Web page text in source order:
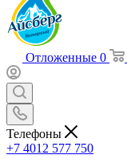
Отложенные 0
Телефоны
+7 4012 577 750